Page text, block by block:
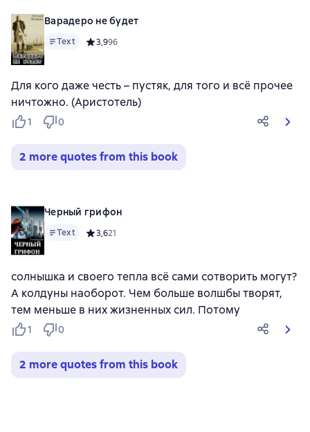
Варадеро не будет
Text Средний рейтинг 3,9 на основе 96 оценок
3,996
Для кого даже честь – пустяк, для того и всё прочее
ничтожно. (Аристотель)
1 0
2 more quotes from this book
Черный грифон
Text Средний рейтинг 3,6 на основе 21 оценок
3,621
солнышка и своего тепла всё сами сотворить могут?
А колдуны наоборот. Чем больше волшбы творят,
тем меньше в них жизненных сил. Потому
1 0
2 more quotes from this book